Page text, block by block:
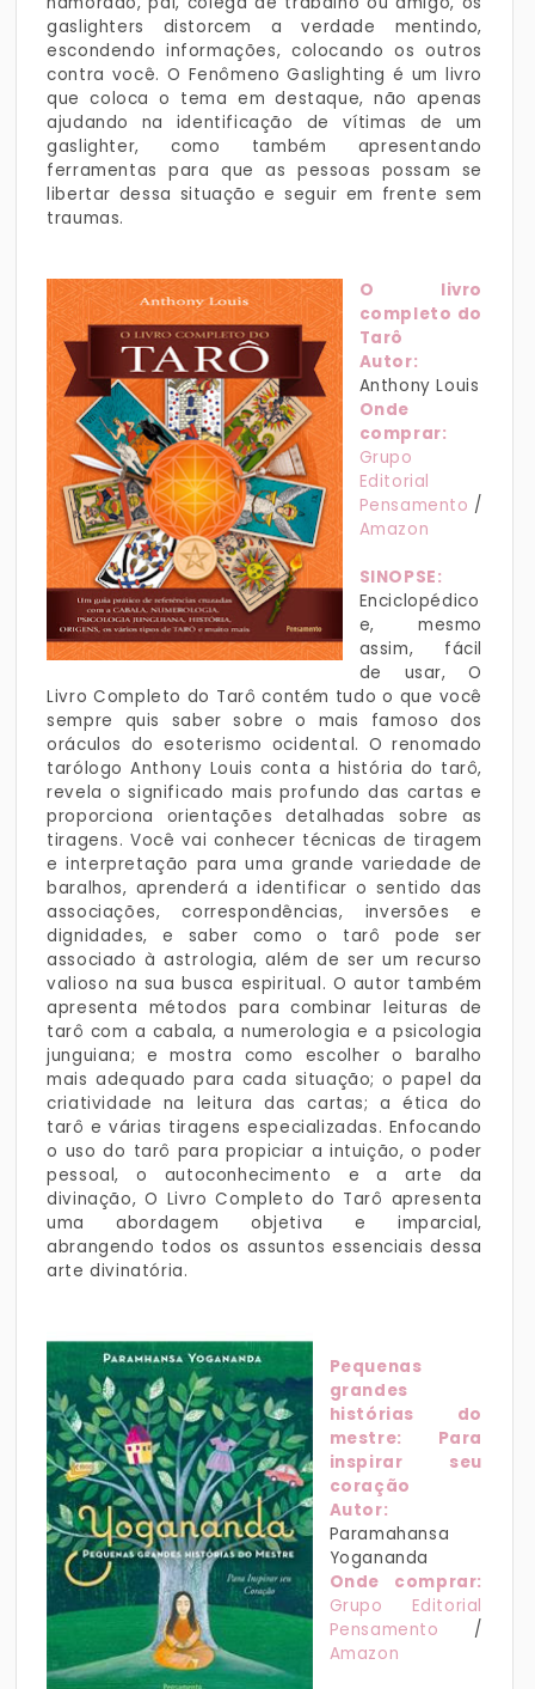
gaslighters distorcem a verdade mentindo,
escondendo informações, colocando os outros
contra você. O Fenômeno Gaslighting é um livro
que coloca o tema em destaque, não apenas
ajudando na identificação de vítimas de um
gaslighter, como também apresentando
ferramentas para que as pessoas possam se
libertar dessa situação e seguir em frente sem
traumas.
O livro
completo do
Tarô
Autor:
Anthony Louis
Onde
comprar:
Grupo
Editorial
Pensamento /
Amazon
SINOPSE:
Enciclopédico
e, mesmo
assim, fácil
de usar, O
Livro Completo do Tarô contém tudo o que você
sempre quis saber sobre o mais famoso dos
oráculos do esoterismo ocidental. O renomado
tarólogo Anthony Louis conta a história do tarô,
revela o significado mais profundo das cartas e
proporciona orientações detalhadas sobre as
tiragens. Você vai conhecer técnicas de tiragem
e interpretação para uma grande variedade de
baralhos, aprenderá a identificar o sentido das
associações, correspondências, inversões e
dignidades, e saber como o tarô pode ser
associado à astrologia, além de ser um recurso
valioso na sua busca espiritual. O autor também
apresenta métodos para combinar leituras de
tarô com a cabala, a numerologia e a psicologia
junguiana; e mostra como escolher o baralho
mais adequado para cada situação; o papel da
criatividade na leitura das cartas; a ética do
tarô e várias tiragens especializadas. Enfocando
o uso do tarô para propiciar a intuição, o poder
pessoal, o autoconhecimento e a arte da
divinação, O Livro Completo do Tarô apresenta
uma abordagem objetiva e imparcial,
abrangendo todos os assuntos essenciais dessa
arte divinatória.
Pequenas
grandes
histórias do
mestre: Para
inspirar seu
coração
Autor:
Paramahansa
Yogananda
Onde comprar:
Grupo Editorial
Pensamento /
Amazon